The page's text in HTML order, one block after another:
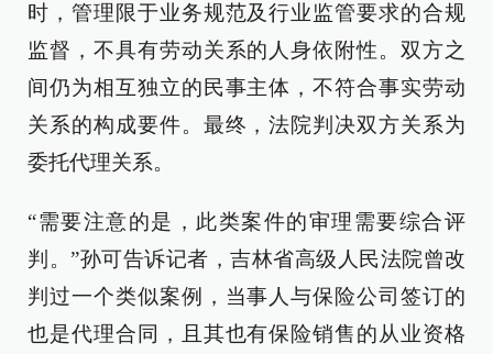
时，管理限于业务规范及行业监管要求的合规
监督，不具有劳动关系的人身依附性。双方之
间仍为相互独立的民事主体，不符合事实劳动
关系的构成要件。最终，法院判决双方关系为
委托代理关系。
“需要注意的是，此类案件的审理需要综合评
判。”孙可告诉记者，吉林省高级人民法院曾改
判过一个类似案例，当事人与保险公司签订的
也是代理合同，且其也有保险销售的从业资格